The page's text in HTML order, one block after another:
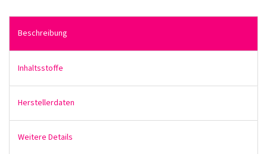
Beschreibung
Inhaltsstoffe
Herstellerdaten
Weitere Details